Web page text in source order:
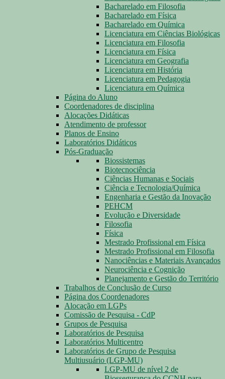
Bacharelado em Filosofia
Bacharelado em Física
Bacharelado em Química
Licenciatura em Ciências Biológicas
Licenciatura em Filosofia
Licenciatura em Física
Licenciatura em Geografia
Licenciatura em História
Licenciatura em Pedagogia
Licenciatura em Química
Página do Aluno
Coordenadores de disciplina
Alocações Didáticas
Atendimento de professor
Planos de Ensino
Laboratórios Didáticos
Pós-Graduação
Biossistemas
Biotecnociência
Ciências Humanas e Sociais
Ciência e Tecnologia/Química
Engenharia e Gestão da Inovação
PEHCM
Evolução e Diversidade
Filosofia
Física
Mestrado Profissional em Física
Mestrado Profissional em Filosofia
Nanociências e Materiais Avançados
Neurociência e Cognição
Planejamento e Gestão do Território
Trabalhos de Conclusão de Curso
Página dos Coordenadores
Alocação em LGPs
Comissão de Pesquisa - CdP
Grupos de Pesquisa
Laboratórios de Pesquisa
Laboratórios Multicentro
Laboratórios de Grupo de Pesquisa
Multiusuário (LGP-MU)
LGP-MU de nível 2 de